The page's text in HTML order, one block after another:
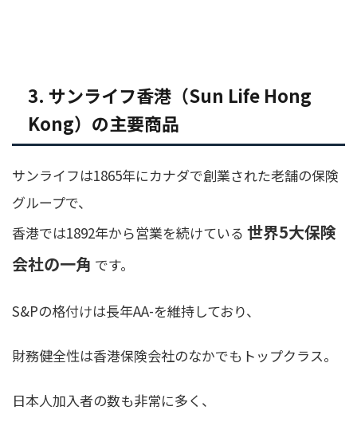
3. サンライフ香港（Sun Life Hong
Kong）の主要商品
サンライフは1865年にカナダで創業された老舗の保険
グループで、
香港では1892年から営業を続けている 世界5大保険
会社の一角 です。
S&Pの格付けは長年AA-を維持しており、
財務健全性は香港保険会社のなかでもトップクラス。
日本人加入者の数も非常に多く、